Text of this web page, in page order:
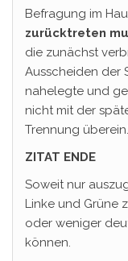
Befragung im
zurücktreten
die zunächst
Ausscheiden der
nahelegte und
nicht mit der
Trennung
ZITAT ENDE
Soweit nur
Linke und Grüne
oder weniger
können.